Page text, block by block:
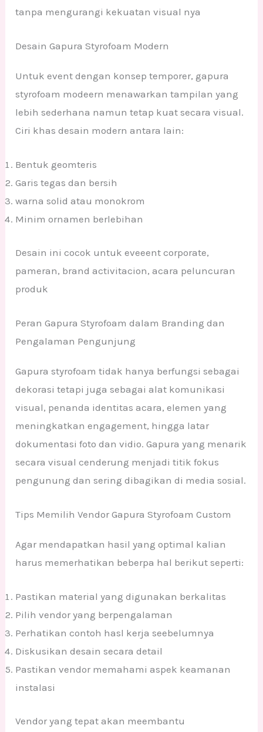
tanpa mengurangi kekuatan visual nya
Desain Gapura Styrofoam Modern
Untuk event dengan konsep temporer, gapura
styrofoam modeern menawarkan tampilan yang
lebih sederhana namun tetap kuat secara visual.
Ciri khas desain modern antara lain:
Bentuk geomteris
Garis tegas dan bersih
warna solid atau monokrom
Minim ornamen berlebihan
Desain ini cocok untuk eveeent corporate,
pameran, brand activitacion, acara peluncuran
produk
Peran Gapura Styrofoam dalam Branding dan
Pengalaman Pengunjung
Gapura styrofoam tidak hanya berfungsi sebagai
dekorasi tetapi juga sebagai alat komunikasi
visual, penanda identitas acara, elemen yang
meningkatkan engagement, hingga latar
dokumentasi foto dan vidio. Gapura yang menarik
secara visual cenderung menjadi titik fokus
pengunung dan sering dibagikan di media sosial.
Tips Memilih Vendor Gapura Styrofoam Custom
Agar mendapatkan hasil yang optimal kalian
harus memerhatikan beberpa hal berikut seperti:
Pastikan material yang digunakan berkalitas
Pilih vendor yang berpengalaman
Perhatikan contoh hasl kerja seebelumnya
Diskusikan desain secara detail
Pastikan vendor memahami aspek keamanan
instalasi
Vendor yang tepat akan meembantu